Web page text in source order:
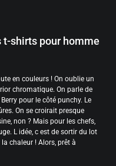
t-shirts pour homme
en couleurs ! On oublie un
chromatique. On parle de
pour le côté punchy. Le
On se croirait presque
non ? Mais pour les chefs,
L idée, c est de sortir du lot
chaleur ! Alors, prêt à